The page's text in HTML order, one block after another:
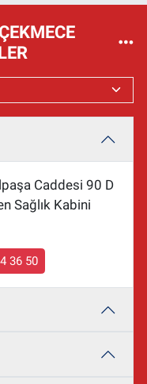
Caddesi 90 D
Sağlık Kabini
36 50